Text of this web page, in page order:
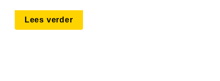
Lees verder